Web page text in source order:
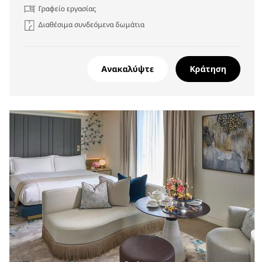
Γραφείο εργασίας
Διαθέσιμα συνδεόμενα δωμάτια
Ανακαλύψτε Κράτηση